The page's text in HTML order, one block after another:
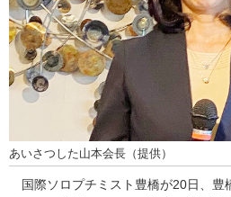
あいさつした山本会長（提供）
国際ソロプチミスト豊橋が20日、豊